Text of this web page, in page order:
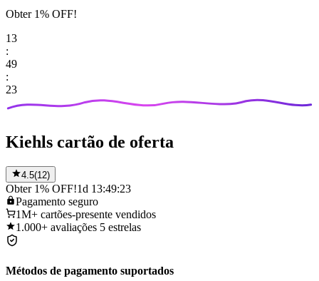
Obter 1% OFF!
13
:
49
:
23
Kiehls cartão de oferta
4.5(12)
Obter 1% OFF!1d 13:49:23
Pagamento seguro
1M+ cartões-presente vendidos
1.000+ avaliações 5 estrelas
Métodos de pagamento suportados